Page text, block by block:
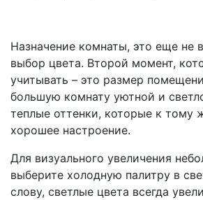
Назначение комнаты, это еще не
выбор цвета. Второй момент,
учитывать – это размер
большую комнату уютной и
теплые оттенки, которые к тому
хорошее настроение.
Для визуального увеличения
выберите холодную палитру в
слову, светлые цвета всегда